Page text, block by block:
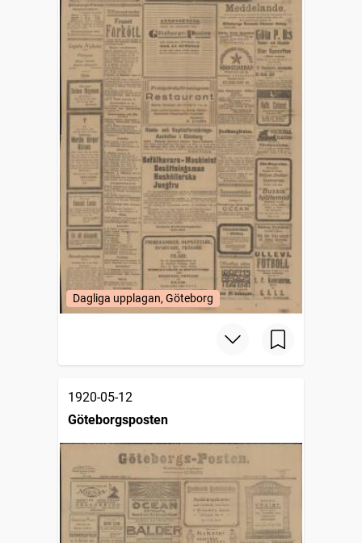
Dagliga upplagan, Göteborg
1920-05-12
Göteborgsposten